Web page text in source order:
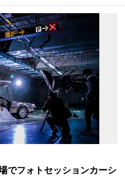
でフォトセッションカーシ